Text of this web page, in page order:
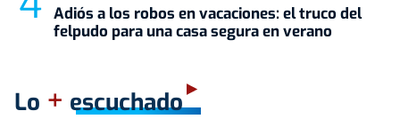
Adiós a los robos en vacaciones: el truco del
felpudo para una casa segura en verano
Lo + escuchado